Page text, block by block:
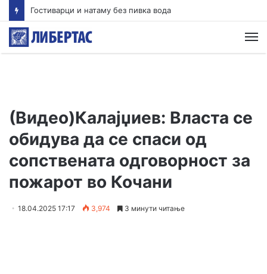
Гостиварци и натаму без пивка вода
(Видео)Калајџиев: Власта се
обидува да се спаси од
сопствената одговорност за
пожарот во Кочани
18.04.2025 17:17 3,974 3 минути читање